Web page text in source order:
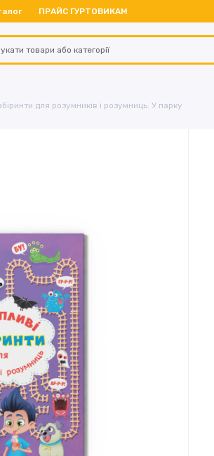
ПРАЙС ГУРТОВИКАМ
для розумників і розумниць. У парку